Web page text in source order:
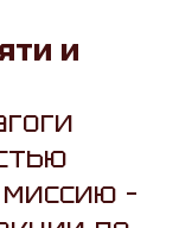
и
–